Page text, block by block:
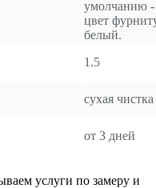
умолчанию -
цвет
белый.
1.5
сухая чистка
от 3 дней
услуги по замеру и